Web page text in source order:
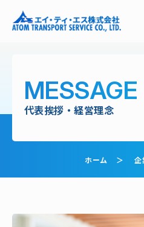
MESSAGE
代表挨拶・経営理念
ホーム 企
代表挨拶